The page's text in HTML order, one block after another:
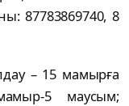
87783869740, 8
– 15 мамырға
5 маусым;